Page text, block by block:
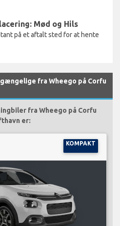
Mød og Hils
på et aftalt sted for at hente
fra Wheego på Corfu
fra Wheego på Corfu
er:
KOMPAKT